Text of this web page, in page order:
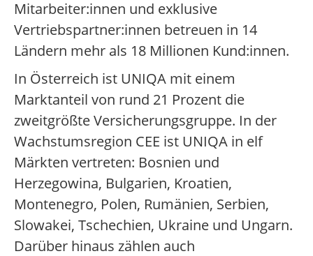
Mitarbeiter:innen und exklusive
Vertriebspartner:innen betreuen in 14
Ländern mehr als 18 Millionen Kund:innen.
In Österreich ist UNIQA mit einem
Marktanteil von rund 21 Prozent die
zweitgrößte Versicherungsgruppe. In der
Wachstumsregion CEE ist UNIQA in elf
Märkten vertreten: Bosnien und
Herzegowina, Bulgarien, Kroatien,
Montenegro, Polen, Rumänien, Serbien,
Slowakei, Tschechien, Ukraine und Ungarn.
Darüber hinaus zählen auch